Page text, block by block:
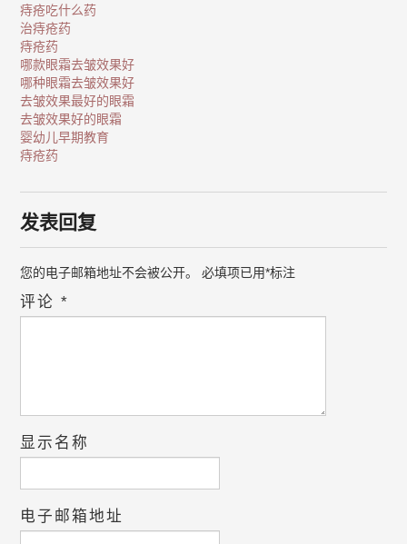
痔疮吃什么药
治痔疮药
痔疮药
哪款眼霜去皱效果好
哪种眼霜去皱效果好
去皱效果最好的眼霜
去皱效果好的眼霜
婴幼儿早期教育
痔疮药
发表回复
您的电子邮箱地址不会被公开。 必填项已用*标注
评论*
显示名称
电子邮箱地址